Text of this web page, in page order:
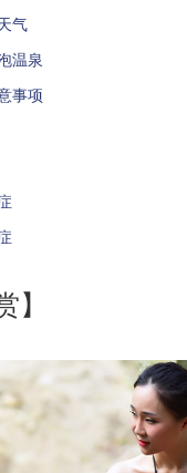
气
温泉
事项
】